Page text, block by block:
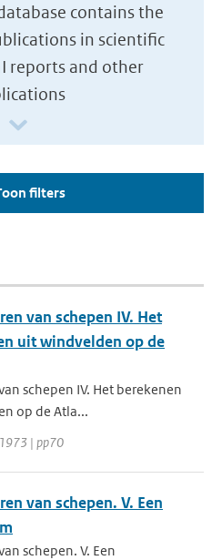
contains the
in scientific
reports and other
filters
van schepen IV. Het
uit windvelden op de
schepen IV. Het berekenen
op de Atla...
| pp70
van schepen. V. Een
schepen. V. Een